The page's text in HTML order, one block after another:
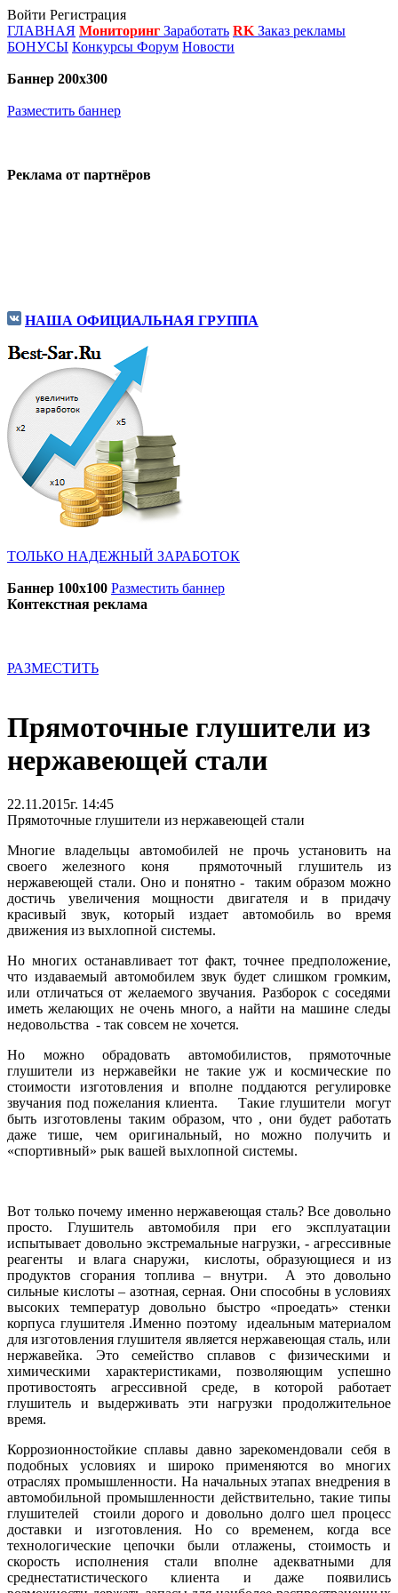
Войти Регистрация
ГЛАВНАЯ Мониторинг Заработать RK Заказ рекламы
БОНУСЫ Конкурсы Форум Новости
Баннер 200х300
Разместить баннер
Реклама от партнёров
НАША ОФИЦИАЛЬНАЯ ГРУППА
ТОЛЬКО НАДЕЖНЫЙ ЗАРАБОТОК
Баннер 100x100 Разместить баннер
Контекстная реклама
РАЗМЕСТИТЬ
Прямоточные глушители из
нержавеющей стали
22.11.2015г. 14:45
Прямоточные глушители из нержавеющей стали
Многие владельцы автомобилей не прочь установить на
своего железного коня прямоточный глушитель из
нержавеющей стали. Оно и понятно - таким образом можно
достичь увеличения мощности двигателя и в придачу
красивый звук, который издает автомобиль во время
движения из выхлопной системы.
Но многих останавливает тот факт, точнее предположение,
что издаваемый автомобилем звук будет слишком громким,
или отличаться от желаемого звучания. Разборок с соседями
иметь желающих не очень много, а найти на машине следы
недовольства - так совсем не хочется.
Но можно обрадовать автомобилистов, прямоточные
глушители из нержавейки не такие уж и космические по
стоимости изготовления и вполне поддаются регулировке
звучания под пожелания клиента. Такие глушители могут
быть изготовлены таким образом, что , они будет работать
даже тише, чем оригинальный, но можно получить и
«спортивный» рык вашей выхлопной системы.
Вот только почему именно нержавеющая сталь? Все довольно
просто. Глушитель автомобиля при его эксплуатации
испытывает довольно экстремальные нагрузки, - агрессивные
реагенты и влага снаружи, кислоты, образующиеся и из
продуктов сгорания топлива – внутри. А это довольно
сильные кислоты – азотная, серная. Они способны в условиях
высоких температур довольно быстро «проедать» стенки
корпуса глушителя .Именно поэтому идеальным материалом
для изготовления глушителя является нержавеющая сталь, или
нержавейка. Это семейство сплавов с физическими и
химическими характеристиками, позволяющим успешно
противостоять агрессивной среде, в которой работает
глушитель и выдерживать эти нагрузки продолжительное
время.
Коррозионностойкие сплавы давно зарекомендовали себя в
подобных условиях и широко применяются во многих
отраслях промышленности. На начальных этапах внедрения в
автомобильной промышленности действительно, такие типы
глушителей стоили дорого и довольно долго шел процесс
доставки и изготовления. Но со временем, когда все
технологические цепочки были отлажены, стоимость и
скорость исполнения стали вполне адекватными для
среднестатистического клиента и даже появились